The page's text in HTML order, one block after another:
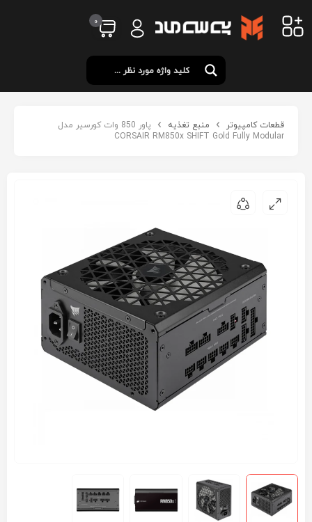
0
قطعات کامپیوتر منبع تغذیه
پاور 850 وات کورسیر مدل
CORSAIR RM850x SHIFT Gold Fully Modular